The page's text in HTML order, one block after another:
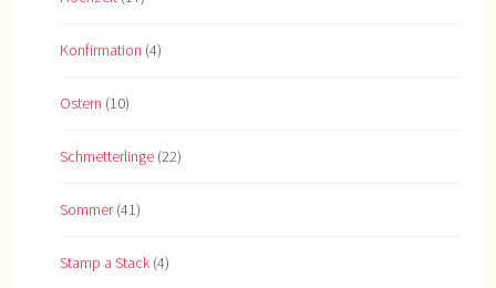
Konfirmation (4)
Ostern (10)
Schmetterlinge (22)
Sommer(41)
Stamp a Stack (4)